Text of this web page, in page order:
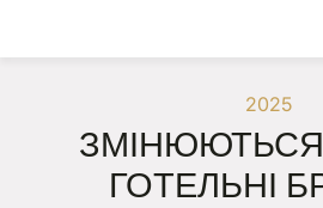
2025
ЗМІНЮЮТЬСЯ
ГОТЕЛЬНІ